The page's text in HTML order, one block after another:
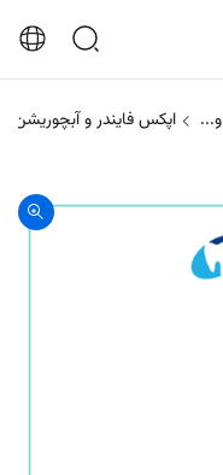
اپکس فایندر و آبچوریشن